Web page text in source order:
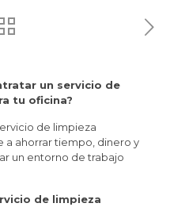
un servicio de
tu oficina?
de limpieza
a ahorrar tiempo, dinero y
un entorno de trabajo
de limpieza